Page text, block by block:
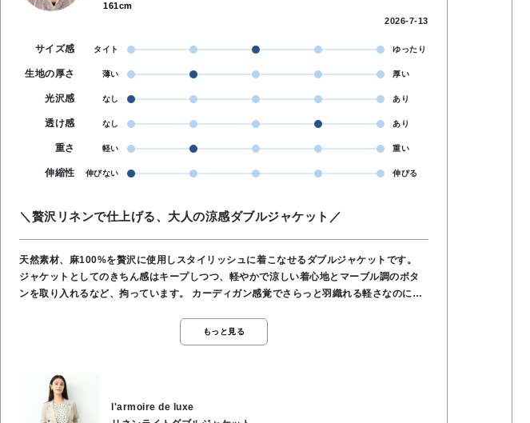
161cm
2026-7-13
サイズ感 タイト ゆったり
生地の厚さ 薄い 厚い
光沢感 なし あり
透け感 なし あり
重さ 軽い 重い
伸縮性 伸びない 伸びる
＼贅沢リネンで仕上げる、大人の涼感ダブルジャケット／
天然素材、麻100%を贅沢に使用しスタイリッシュに着こなせるダブルジャケットです。
ジャケットとしてのきちん感はキープしつつ、軽やかで涼しい着心地とマーブル調のボタ
ンを取り入れるなど、拘っています。 カーディガン感覚でさらっと羽織れる軽さなのに、
袖をきゅっとロールアップして着ていただくと、リネン特有のナチュラルなシワ感が立体
的な『こなれ感』を生み出し、ぐっと洗練された印象になります。 通気性・吸湿性に優れ
スタイルから、キレイめなワンピースまで、どんなコーデも一瞬で大人の品格スタイルに
格上げしてくれるマストハブなアウターです。 ⚫️ベージュ ✿上品・ナチュラル・エレガン
ト ✿麻本来のナチュラルな風合いを最も美しく感じられるカラーです。 肌馴染みが良く、
もっと見る
l'armoire de luxe